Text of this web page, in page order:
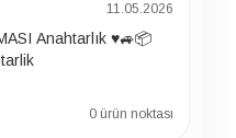
11.05.2026
Anahtarlık ♥️🚙📦
0 ürün noktası